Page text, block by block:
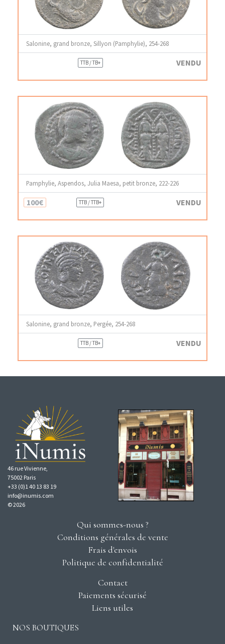
Salonine, grand bronze, Sillyon (Pamphylie), 254-268
TTB / TB+ VENDU
Pamphylie, Aspendos, Julia Maesa, petit bronze, 222-226
100€ TTB / TTB+ VENDU
Salonine, grand bronze, Pergée, 254-268
TTB / TB+ VENDU
46 rue Vivienne,
75002 Paris
+33 (0)1 40 13 83 19
info@inumis.com
© 2026
Qui sommes-nous ?
Conditions générales de vente
Frais d'envois
Politique de confidentialité
Contact
Paiements sécurisé
Liens utiles
NOS BOUTIQUES